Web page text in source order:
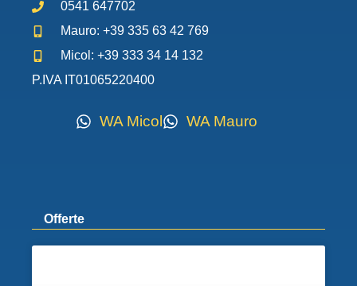
0541 647702
Mauro: +39 335 63 42 769
Micol: +39 333 34 14 132
P.IVA IT01065220400
WA Micol WA Mauro
Offerte